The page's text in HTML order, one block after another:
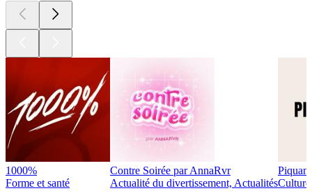
1000%
Forme et santé
Contre Soirée par AnnaRvr
Actualité du divertissement, ActualitésCulture